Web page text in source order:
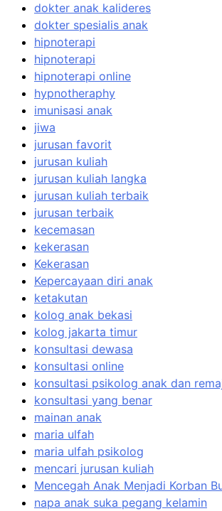
dokter anak kalideres
dokter spesialis anak
hipnoterapi
hipnoterapi
hipnoterapi online
hypnotheraphy
imunisasi anak
jiwa
jurusan favorit
jurusan kuliah
jurusan kuliah langka
jurusan kuliah terbaik
jurusan terbaik
kecemasan
kekerasan
Kekerasan
Kepercayaan diri anak
ketakutan
kolog anak bekasi
kolog jakarta timur
konsultasi dewasa
konsultasi online
konsultasi psikolog anak dan
konsultasi yang benar
mainan anak
maria ulfah
maria ulfah psikolog
mencari jurusan kuliah
Mencegah Anak Menjadi Korban
napa anak suka pegang kelamin